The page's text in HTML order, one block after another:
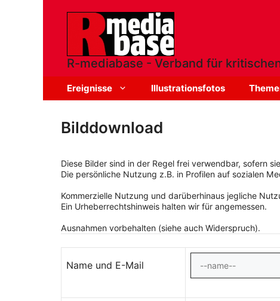
R-mediabase - Verband für
Ereignisse Illustrationsfotos
Bilddownload
Diese Bilder sind in der Regel frei verwendbar, sofern
Die persönliche Nutzung z.B. in Profilen auf sozialen
Kommerzielle Nutzung und darüberhinaus jegliche
Ein Urheberrechtshinweis halten wir für angemessen.
Ausnahmen vorbehalten (siehe auch Widerspruch).
Name und E-Mail